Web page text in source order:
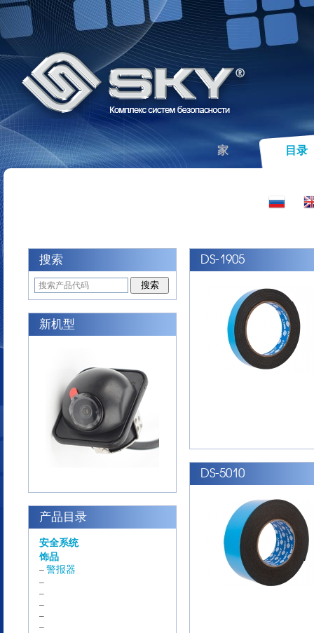
家 目录
搜索
新机型
产品目录
安全系统
饰品
– 警报器
–
–
–
–
–
DS-1905
DS-5010